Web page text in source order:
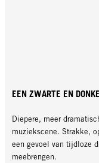
EEN ZWARTE EN
Diepere, meer
muziekscene. Strakke,
een gevoel van tijdloze
meebrengen.